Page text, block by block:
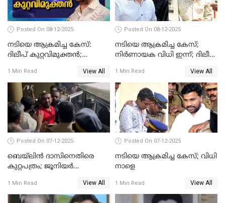
Posted On 08-12-2025
നടിയെ ആക്രമിച്ച കേസ്:
ദിലീപ് കുറ്റവിമുക്തന്‍;
പ്രതികള്‍ കുറ്റക്കാര്‍;
ശിക്ഷവിധി 12 ന്
1 Min Read View All
Posted On 08-12-2025
നടിയെ ആക്രമിച്ച കേസ്;
നിർണായക വിധി ഇന്ന്; ദിലീപ്
1 Min Read View All
Posted On 07-12-2025
ബെയ്‌ലിന്‍ ദാസിനെതിരെ
കുറ്റപത്രം; ജൂനിയർ
മർദിച്ച കേസ്
1 Min Read View All
Posted On 07-12-2025
നടിയെ ആക്രമിച്ച കേസ്; വിധി
നാളെ
1 Min Read View All